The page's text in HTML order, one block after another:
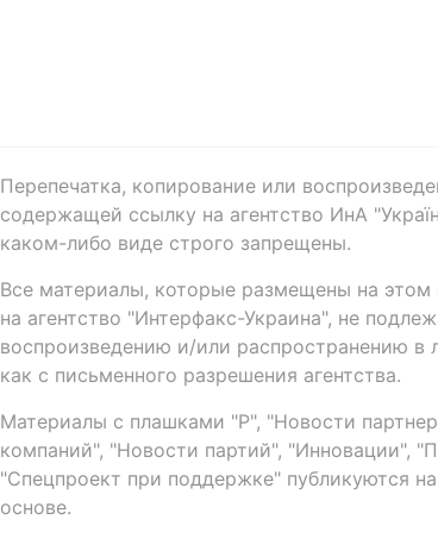
Перепечатка, копирование или
содержащей ссылку на агентство ИнА
каком-либо виде строго запрещены.
Все материалы, которые размещены на этом
на агентство "Интерфакс-Украина", не
воспроизведению и/или распространению
как с письменного разрешения агентства.
Материалы с плашками "Р", "Новости
компаний", "Новости партий", "Инновации",
"Спецпроект при поддержке" публикуются
основе.